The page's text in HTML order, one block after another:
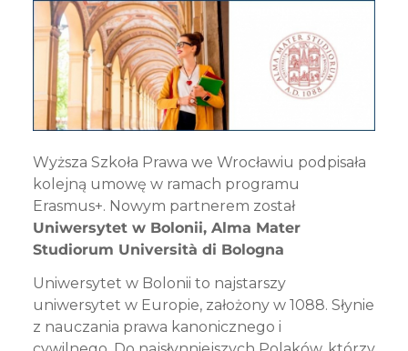
Wyższa Szkoła Prawa we Wrocławiu podpisała
kolejną umowę w ramach programu
Erasmus+. Nowym partnerem został
Uniwersytet w Bolonii, Alma Mater
Studiorum Università di Bologna
Uniwersytet w Bolonii to najstarszy
uniwersytet w Europie, założony w 1088. Słynie
z nauczania prawa kanonicznego i